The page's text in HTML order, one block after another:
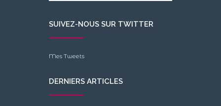
SUIVEZ-NOUS SUR TWITTER
Mes Tweets
DERNIERS ARTICLES